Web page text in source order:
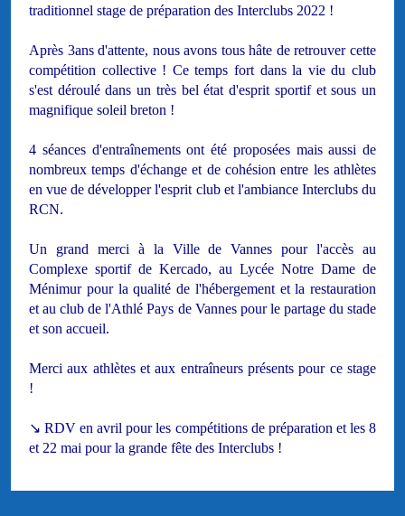
traditionnel stage de préparation des Interclubs 2022 !
Après 3ans d'attente, nous avons tous hâte de retrouver cette
compétition collective ! Ce temps fort dans la vie du club
s'est déroulé dans un très bel état d'esprit sportif et sous un
magnifique soleil breton !
4 séances d'entraînements ont été proposées mais aussi de
nombreux temps d'échange et de cohésion entre les athlètes
en vue de développer l'esprit club et l'ambiance Interclubs du
RCN.
Un grand merci à la Ville de Vannes pour l'accès au
Complexe sportif de Kercado, au Lycée Notre Dame de
Ménimur pour la qualité de l'hébergement et la restauration
et au club de l'Athlé Pays de Vannes pour le partage du stade
et son accueil.
Merci aux athlètes et aux entraîneurs présents pour ce stage
!
↘️ RDV en avril pour les compétitions de préparation et les 8
et 22 mai pour la grande fête des Interclubs !